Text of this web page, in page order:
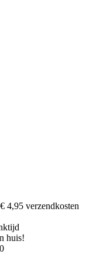
4,95 verzendkosten
huis!